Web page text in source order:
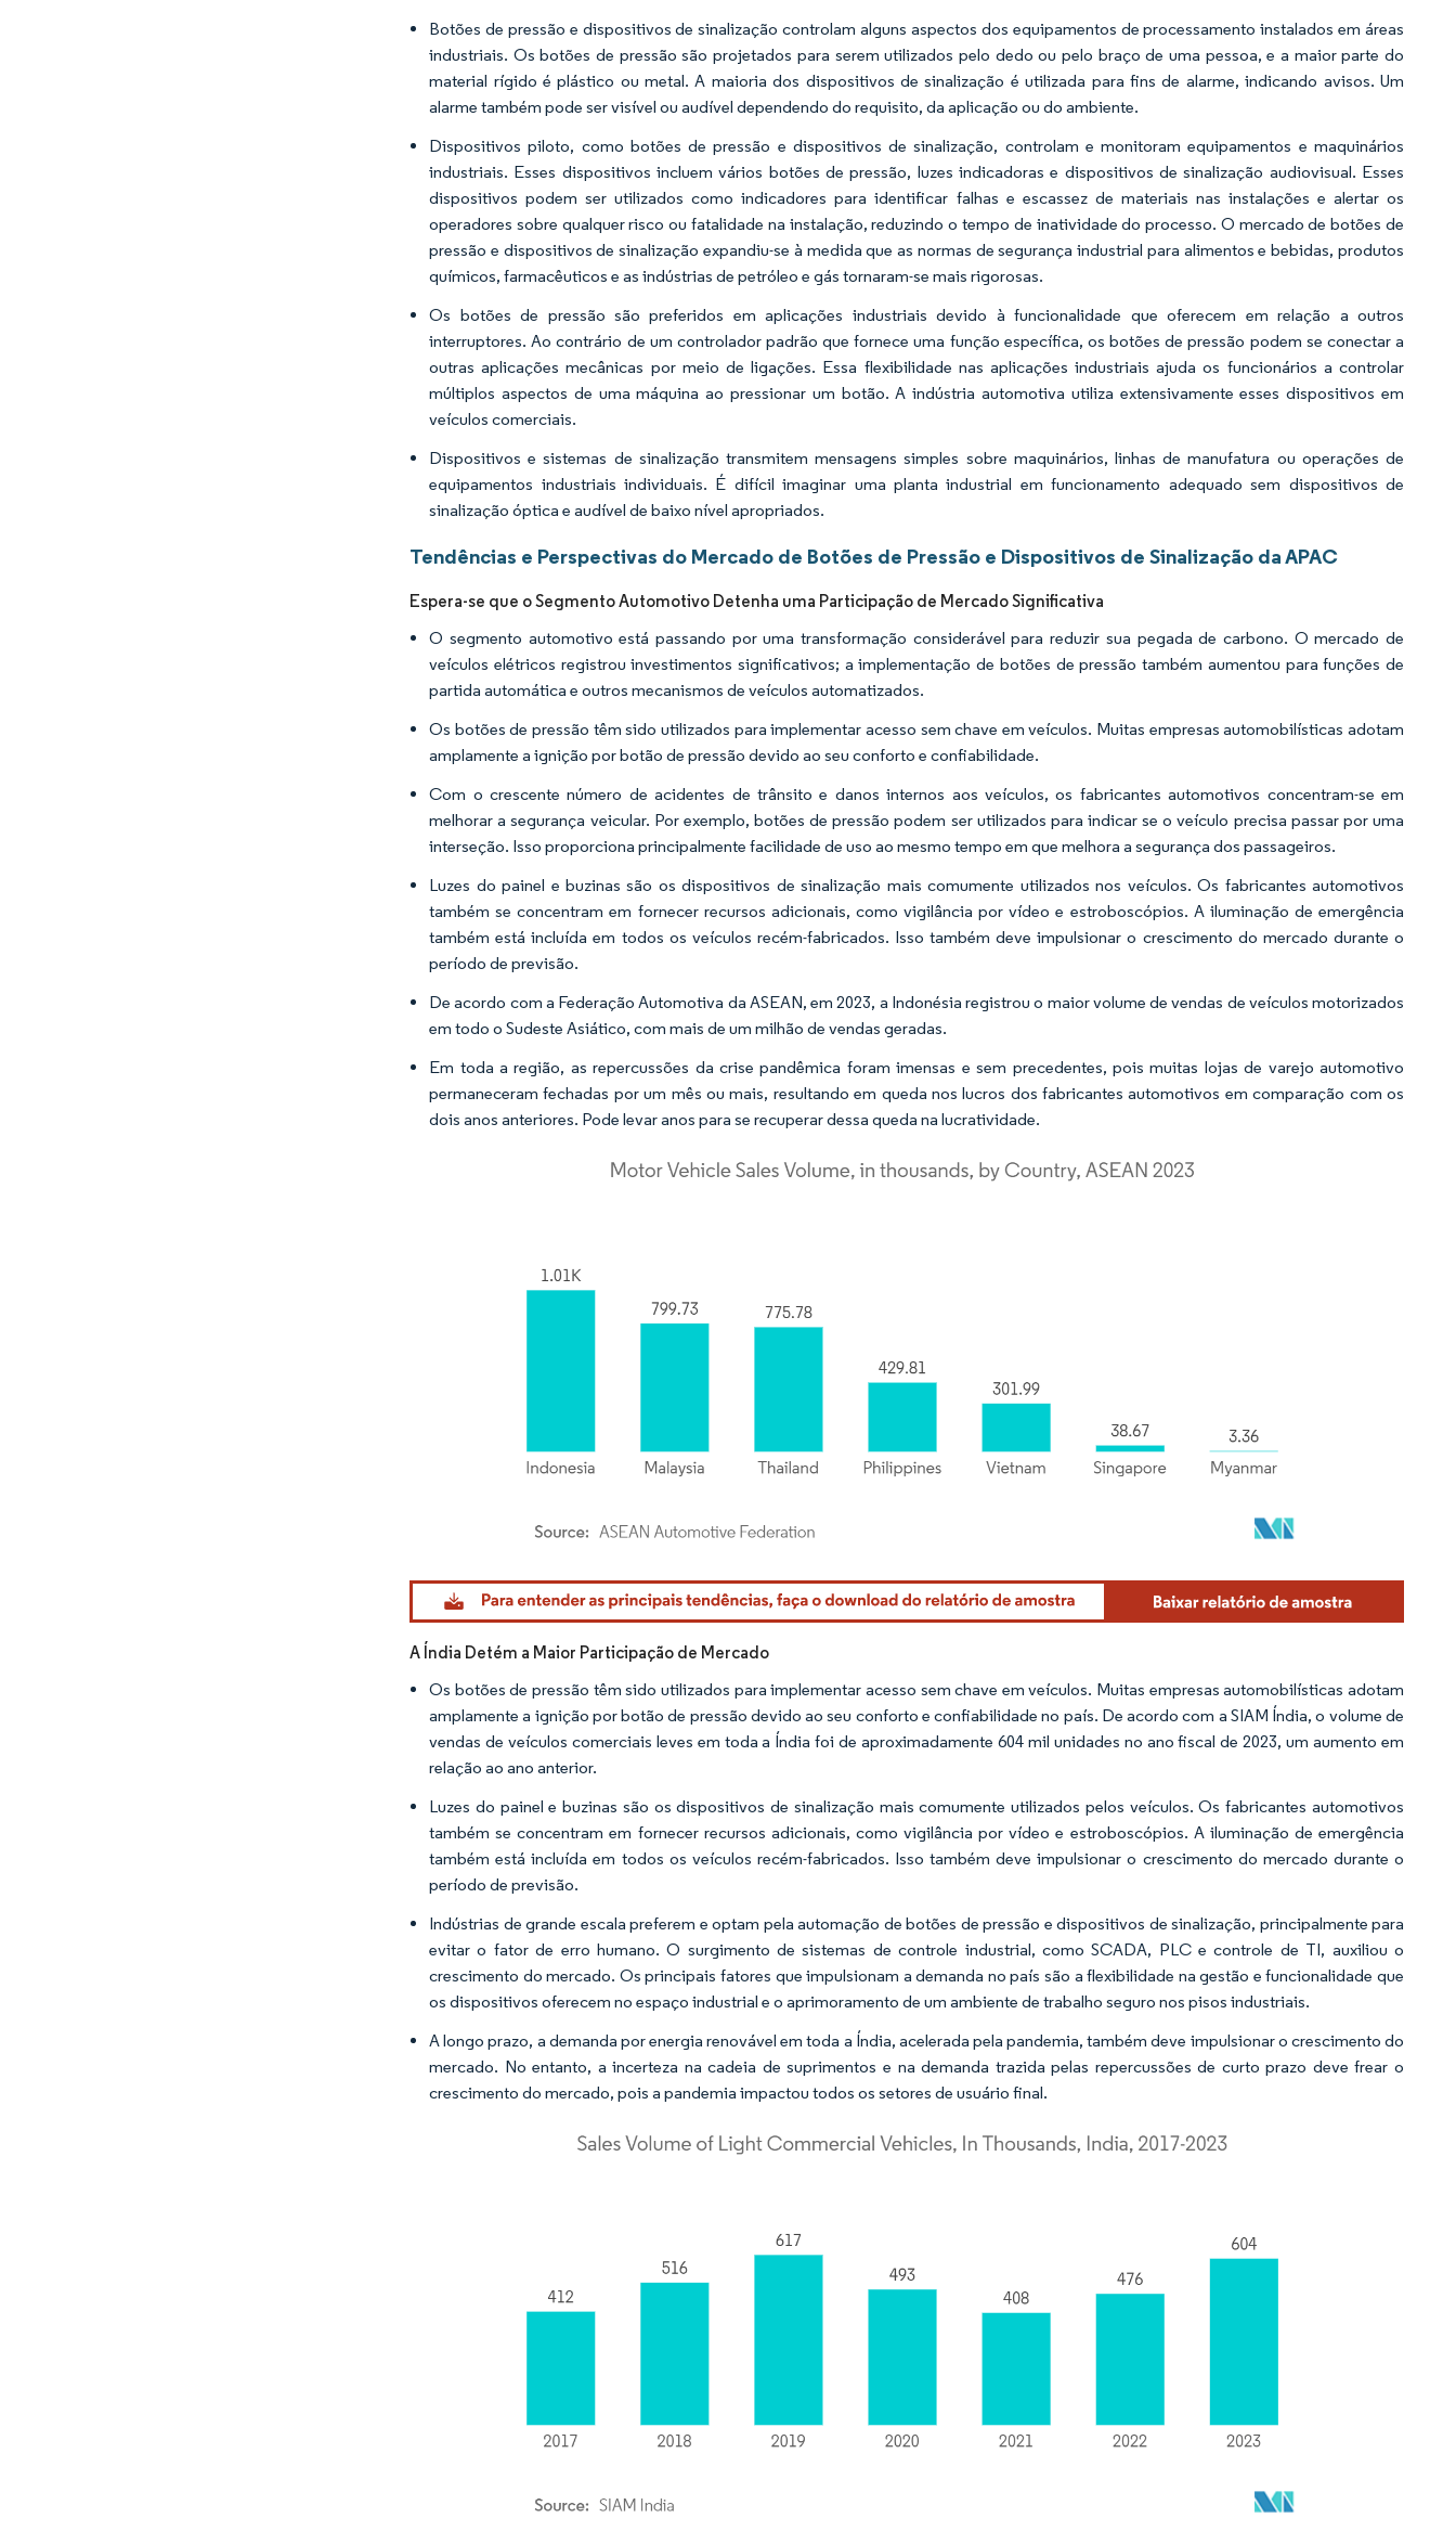
Botões de pressão e dispositivos de sinalização controlam alguns aspectos dos equipamentos de processamento instalados em áreas
industriais. Os botões de pressão são projetados para serem utilizados pelo dedo ou pelo braço de uma pessoa, e a maior parte do
material rígido é plástico ou metal. A maioria dos dispositivos de sinalização é utilizada para fins de alarme, indicando avisos. Um
alarme também pode ser visível ou audível dependendo do requisito, da aplicação ou do ambiente.
Dispositivos piloto, como botões de pressão e dispositivos de sinalização, controlam e monitoram equipamentos e maquinários
industriais. Esses dispositivos incluem vários botões de pressão, luzes indicadoras e dispositivos de sinalização audiovisual. Esses
dispositivos podem ser utilizados como indicadores para identificar falhas e escassez de materiais nas instalações e alertar os
operadores sobre qualquer risco ou fatalidade na instalação, reduzindo o tempo de inatividade do processo. O mercado de botões de
pressão e dispositivos de sinalização expandiu-se à medida que as normas de segurança industrial para alimentos e bebidas, produtos
químicos, farmacêuticos e as indústrias de petróleo e gás tornaram-se mais rigorosas.
Os botões de pressão são preferidos em aplicações industriais devido à funcionalidade que oferecem em relação a outros
interruptores. Ao contrário de um controlador padrão que fornece uma função específica, os botões de pressão podem se conectar a
outras aplicações mecânicas por meio de ligações. Essa flexibilidade nas aplicações industriais ajuda os funcionários a controlar
múltiplos aspectos de uma máquina ao pressionar um botão. A indústria automotiva utiliza extensivamente esses dispositivos em
veículos comerciais.
Dispositivos e sistemas de sinalização transmitem mensagens simples sobre maquinários, linhas de manufatura ou operações de
equipamentos industriais individuais. É difícil imaginar uma planta industrial em funcionamento adequado sem dispositivos de
sinalização óptica e audível de baixo nível apropriados.
Tendências e Perspectivas do Mercado de Botões de Pressão e Dispositivos de Sinalização da APAC
Espera-se que o Segmento Automotivo Detenha uma Participação de Mercado Significativa
O segmento automotivo está passando por uma transformação considerável para reduzir sua pegada de carbono. O mercado de
veículos elétricos registrou investimentos significativos; a implementação de botões de pressão também aumentou para funções de
partida automática e outros mecanismos de veículos automatizados.
Os botões de pressão têm sido utilizados para implementar acesso sem chave em veículos. Muitas empresas automobilísticas adotam
amplamente a ignição por botão de pressão devido ao seu conforto e confiabilidade.
Com o crescente número de acidentes de trânsito e danos internos aos veículos, os fabricantes automotivos concentram-se em
melhorar a segurança veicular. Por exemplo, botões de pressão podem ser utilizados para indicar se o veículo precisa passar por uma
interseção. Isso proporciona principalmente facilidade de uso ao mesmo tempo em que melhora a segurança dos passageiros.
Luzes do painel e buzinas são os dispositivos de sinalização mais comumente utilizados nos veículos. Os fabricantes automotivos
também se concentram em fornecer recursos adicionais, como vigilância por vídeo e estroboscópios. A iluminação de emergência
também está incluída em todos os veículos recém-fabricados. Isso também deve impulsionar o crescimento do mercado durante o
período de previsão.
De acordo com a Federação Automotiva da ASEAN, em 2023, a Indonésia registrou o maior volume de vendas de veículos motorizados
em todo o Sudeste Asiático, com mais de um milhão de vendas geradas.
Em toda a região, as repercussões da crise pandêmica foram imensas e sem precedentes, pois muitas lojas de varejo automotivo
permaneceram fechadas por um mês ou mais, resultando em queda nos lucros dos fabricantes automotivos em comparação com os
dois anos anteriores. Pode levar anos para se recuperar dessa queda na lucratividade.
Imagem © Mordor Intelligence. O reuso requer atribuição conforme CC BY 4.0.
A Índia Detém a Maior Participação de Mercado
Os botões de pressão têm sido utilizados para implementar acesso sem chave em veículos. Muitas empresas automobilísticas adotam
amplamente a ignição por botão de pressão devido ao seu conforto e confiabilidade no país. De acordo com a SIAM Índia, o volume de
vendas de veículos comerciais leves em toda a Índia foi de aproximadamente 604 mil unidades no ano fiscal de 2023, um aumento em
relação ao ano anterior.
Luzes do painel e buzinas são os dispositivos de sinalização mais comumente utilizados pelos veículos. Os fabricantes automotivos
também se concentram em fornecer recursos adicionais, como vigilância por vídeo e estroboscópios. A iluminação de emergência
também está incluída em todos os veículos recém-fabricados. Isso também deve impulsionar o crescimento do mercado durante o
período de previsão.
Indústrias de grande escala preferem e optam pela automação de botões de pressão e dispositivos de sinalização, principalmente para
evitar o fator de erro humano. O surgimento de sistemas de controle industrial, como SCADA, PLC e controle de TI, auxiliou o
crescimento do mercado. Os principais fatores que impulsionam a demanda no país são a flexibilidade na gestão e funcionalidade que
os dispositivos oferecem no espaço industrial e o aprimoramento de um ambiente de trabalho seguro nos pisos industriais.
A longo prazo, a demanda por energia renovável em toda a Índia, acelerada pela pandemia, também deve impulsionar o crescimento do
mercado. No entanto, a incerteza na cadeia de suprimentos e na demanda trazida pelas repercussões de curto prazo deve frear o
crescimento do mercado, pois a pandemia impactou todos os setores de usuário final.